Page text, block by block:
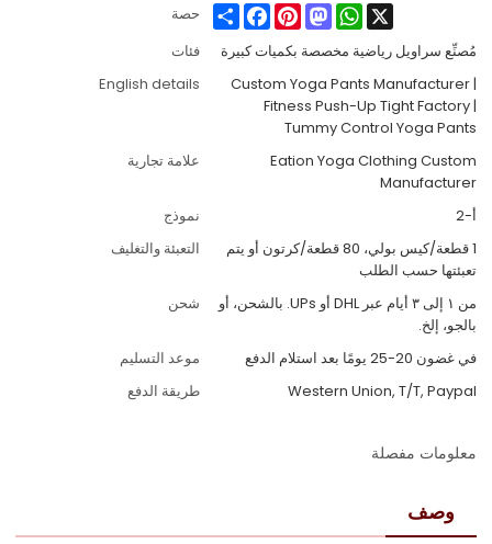
حصةShare
FacebookPinterest
Mastodon
WhatsApp
X
فئات
مُصنِّع سراويل رياضية مخصصة بكميات كبيرة
English details
Custom Yoga Pants Manufacturer |
Fitness Push-Up Tight Factory |
Tummy Control Yoga Pants
علامة تجارية
Eation Yoga Clothing Custom
Manufacturer
نموذج
أ-2
التعبئة والتغليف
1 قطعة/كيس بولي، 80 قطعة/كرتون أو يتم
تعبئتها حسب الطلب
شحن
من ١ إلى ٣ أيام عبر DHL أو UPs. بالشحن، أو
بالجو، إلخ.
موعد التسليم
في غضون 20-25 يومًا بعد استلام الدفع
طريقة الدفع
Western Union, T/T, Paypal
معلومات مفصلة
وصف